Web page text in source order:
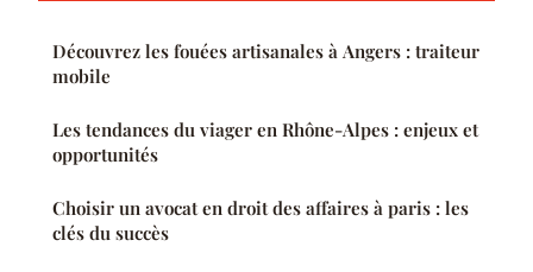
Découvrez les fouées artisanales à Angers : traiteur
mobile
Les tendances du viager en Rhône-Alpes : enjeux et
opportunités
Choisir un avocat en droit des affaires à paris : les
clés du succès